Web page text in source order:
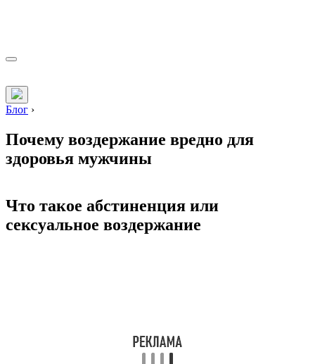
Блог ›
Почему воздержание вредно для
здоровья мужчины
Что такое абстиненция или
сексуальное воздержание